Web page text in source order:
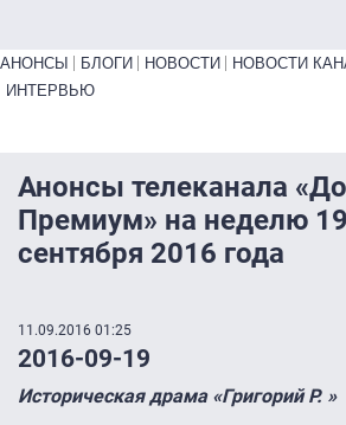
Primary links bottom
АНОНСЫ БЛОГИ НОВОСТИ НОВОСТИ
ИНТЕРВЬЮ
Анонсы телеканала
Премиум» на неделю
сентября 2016 года
11.09.2016 01:25
2016-09-19
Историческая драма «Григорий Р. »